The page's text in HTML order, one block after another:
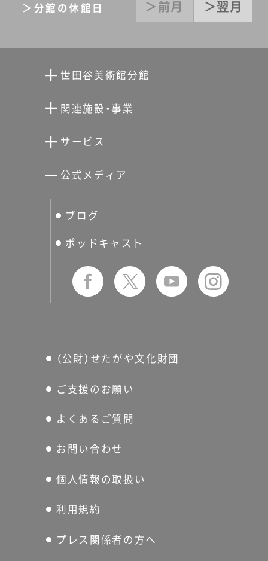
＞前月 ＞翌月
＞分館の休館日
世田谷美術館分館
分館スケジュール
関連施設・事業
世田谷文学館
せたおん
サービス
せたがやアーツカード
友の会
公式メディア
ブログ
ポッドキャスト
（公財）せたがや文化財団
ご支援のお願い
よくあるご質問
お問い合わせ
個人情報の取扱い
利用規約
プレス関係者の方へ